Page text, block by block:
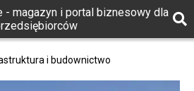
- magazyn i portal biznesowy dla
i budownictwo